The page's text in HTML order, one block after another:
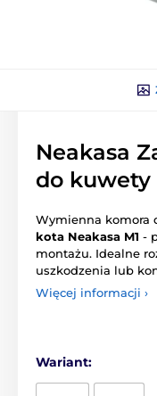
Neakasa
do kuwety
Wymienna komora
kota Neakasa M1 -
montażu. Idealne
uszkodzenia lub
Więcej informacji ›
Wariant: